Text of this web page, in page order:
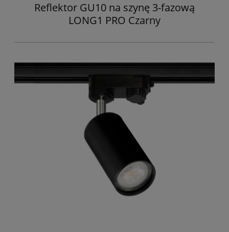
Reflektor GU10 na szynę 3-fazową
LONG1 PRO Czarny